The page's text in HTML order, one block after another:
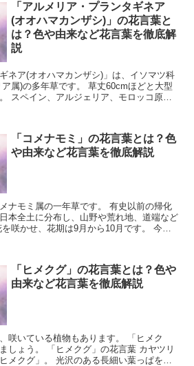
「アルメリア・プランタギネア
(オオハマカンザシ)」の花言葉と
は？色や由来など花言葉を徹底解
説
ネア(オオハマカンザシ)」は、イソマツ科
属)の多年草です。 草丈60cmほどと大型
スペイン、アルジェリア、モロッコ原産
「コメナモミ」の花言葉とは？色
や由来など花言葉を徹底解説
ナモミ属の一年草です。 有史以前の帰化
本全土に分布し、山野や荒れ地、道端など
咲かせ、花期は9月から10月です。 今回
「ヒメクグ」の花言葉とは？色や
由来など花言葉を徹底解説
咲いている植物もあります。 「ヒメク
しょう。 「ヒメクグ」の花言葉 カヤツリ
メクグ」。 光沢のある長細い葉っぱを、